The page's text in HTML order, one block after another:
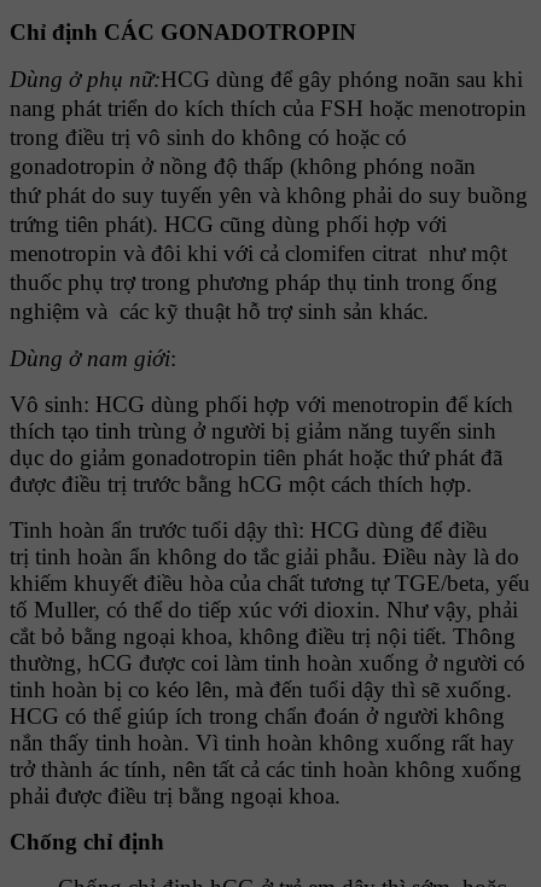
Chỉ định CÁC GONADOTROPIN
Dùng ở phụ nữ:HCG dùng để gây phóng noãn sau khi
nang phát triển do kích thích của FSH hoặc menotropin
trong điều trị vô sinh do không có hoặc có
gonadotropin ở nồng độ thấp (không phóng noãn
thứ phát do suy tuyến yên và không phải do suy buồng
trứng tiên phát). HCG cũng dùng phối hợp với
menotropin và đôi khi với cả clomifen citrat như một
thuốc phụ trợ trong phương pháp thụ tinh trong ống
nghiệm và các kỹ thuật hỗ trợ sinh sản khác.
Dùng ở nam giới:
Vô sinh: HCG dùng phối hợp với menotropin để kích
thích tạo tinh trùng ở người bị giảm năng tuyến sinh
dục do giảm gonadotropin tiên phát hoặc thứ phát đã
được điều trị trước bằng hCG một cách thích hợp.
Tinh hoàn ẩn trước tuổi dậy thì: HCG dùng để điều
trị tinh hoàn ẩn không do tắc giải phẫu. Ðiều này là do
khiếm khuyết điều hòa của chất tương tự TGE/beta, yếu
tố Muller, có thể do tiếp xúc với dioxin. Như vậy, phải
cắt bỏ bằng ngoại khoa, không điều trị nội tiết. Thông
thường, hCG được coi làm tinh hoàn xuống ở người có
tinh hoàn bị co kéo lên, mà đến tuổi dậy thì sẽ xuống.
HCG có thể giúp ích trong chẩn đoán ở người không
nắn thấy tinh hoàn. Vì tinh hoàn không xuống rất hay
trở thành ác tính, nên tất cả các tinh hoàn không xuống
phải được điều trị bằng ngoại khoa.
Chống chỉ định